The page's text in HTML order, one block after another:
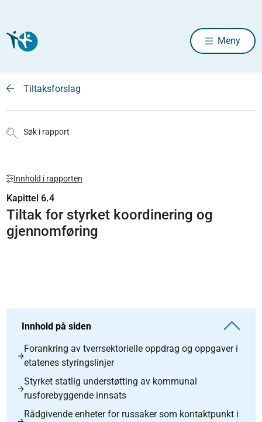
Meny
Tiltaksforslag
Søk i rapport
Innhold i rapporten
Kapittel 6.4
Tiltak for styrket koordinering og
gjennomføring
Innhold på siden
Forankring av tverrsektorielle oppdrag og oppgaver i
etatenes styringslinjer
Styrket statlig understøtting av kommunal
rusforebyggende innsats
Rådgivende enheter for russaker som kontaktpunkt i